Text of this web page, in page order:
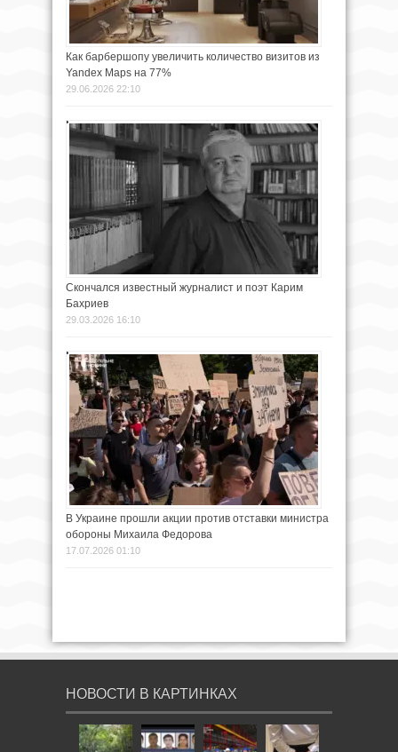
Как барбершопу увеличить количество визитов из
Yandex Maps на 77%
29.06.2026 22:10
Скончался известный журналист и поэт Карим
Бахриев
29.03.2026 16:10
В Украине прошли акции против отставки министра
обороны Михаила Федорова
17.07.2026 01:10
НОВОСТИ В КАРТИНКАХ